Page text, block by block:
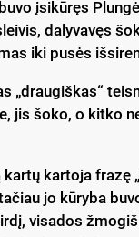
įsikūręs
dalyvavęs
iki pusės
„draugiškas“
jis šoko, o kitko
kartoja frazę
jo kūryba
visados